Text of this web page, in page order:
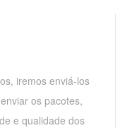
iremos enviá-los
os pacotes,
e qualidade dos